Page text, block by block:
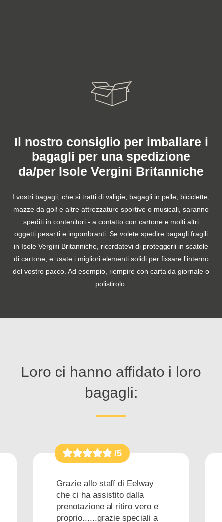
Il nostro consiglio per imballare i
bagagli per una spedizione
da/per Isole Vergini Britanniche
I vostri bagagli, che si tratti di valigie, bagagli in pelle, biciclette,
mazze da golf e altre attrezzature sportive o musicali, saranno
spediti in contenitori - a contatto con cartone e molti altri
oggetti pesanti e ingombranti. Se volete spedire bagagli fragili
in Isole Vergini Britanniche, ricordatevi di proteggerli in scatole
di cartone, e usate i migliori elementi solidi per fissare l'interno
del vostro pacco. Ad esempio, riempire con carta da giornale o
polistirolo.
Loro ci hanno affidato i loro
bagagli:
/5
Grazie allo staff di Eelway
che ci ha assistito dalla
prenotazione al ritiro vero e
proprio......grazie speciali a